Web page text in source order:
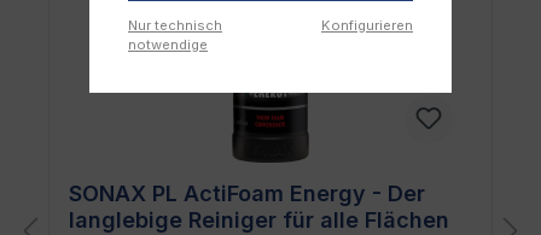
SONAX PL ActiFoam Energy - Der
langlebige Reiniger für alle Flächen
Nur technisch
notwendige
Konfigurieren